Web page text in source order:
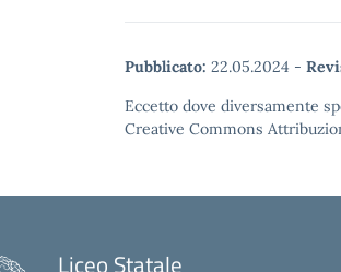
Pubblicato: 22.05.2024 -
Eccetto dove diversamente
Creative Commons
Liceo Statale